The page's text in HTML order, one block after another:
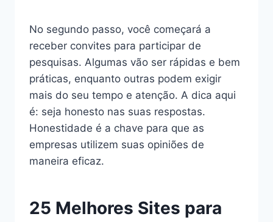
No segundo passo, você começará a
receber convites para participar de
pesquisas. Algumas vão ser rápidas e bem
práticas, enquanto outras podem exigir
mais do seu tempo e atenção. A dica aqui
é: seja honesto nas suas respostas.
Honestidade é a chave para que as
empresas utilizem suas opiniões de
maneira eficaz.
25 Melhores Sites para